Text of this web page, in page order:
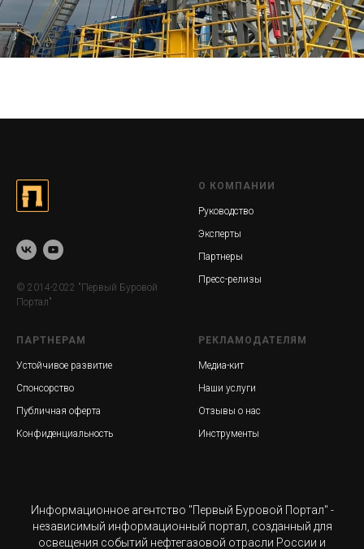
© 2014-2022 "Первый Буровой
Портал"
О КОМПАНИИ
Руководство
Эксперты
Партнеры
Пресс-релизы
ПАРТНЕРАМ
Устойчивое развитие
Спонсорство
Публичная оферта
Конфиденциальность
РЕКЛАМОДАТЕЛЯМ
Медиа-кит
Наши услуги
Отзывы о нас
Инструменты
Информационное агентство "Первый Буровой Портал" -
независимый информационный портал, созданный для
освещения событий нефтегазовой отрасли России и